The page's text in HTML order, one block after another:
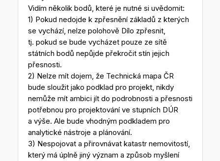
Vidím několik bodů, které je nutné si uvědomit:
1) Pokud nedojde k zpřesnění základů z kterých
se vychází, nelze polohově Dílo zpřesnit,
tj. pokud se bude vycházet pouze ze sítě
státních bodů nepůjde překročit stín jejich
přesnosti.
2) Nelze mít dojem, že Technická mapa ČR
bude sloužit jako podklad pro projekt, nikdy
nemůže mít ambici jít do podrobnosti a přesnosti
potřebnou pro projektování ve stupních DÚR
a výše. Ale bude vhodným podkladem pro
analytické nástroje a plánování.
3) Nespojovat a přirovnávat katastr nemovitostí,
který má úplně jiný význam a způsob myšlení